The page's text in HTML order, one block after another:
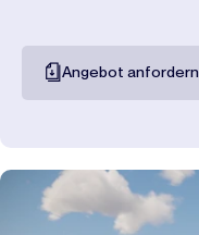
Angebot anfordern